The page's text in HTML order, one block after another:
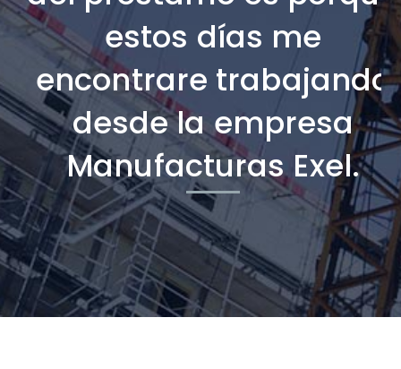
estos días me
encontrare trabajando
desde la empresa
Manufacturas Exel.